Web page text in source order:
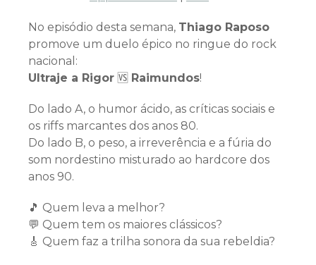
No episódio desta semana, Thiago Raposo
promove um duelo épico no ringue do rock
nacional:
Ultraje a Rigor 🆚 Raimundos!
Do lado A, o humor ácido, as críticas sociais e
os riffs marcantes dos anos 80.
Do lado B, o peso, a irreverência e a fúria do
som nordestino misturado ao hardcore dos
anos 90.
🎵 Quem leva a melhor?
💬 Quem tem os maiores clássicos?
🎸 Quem faz a trilha sonora da sua rebeldia?